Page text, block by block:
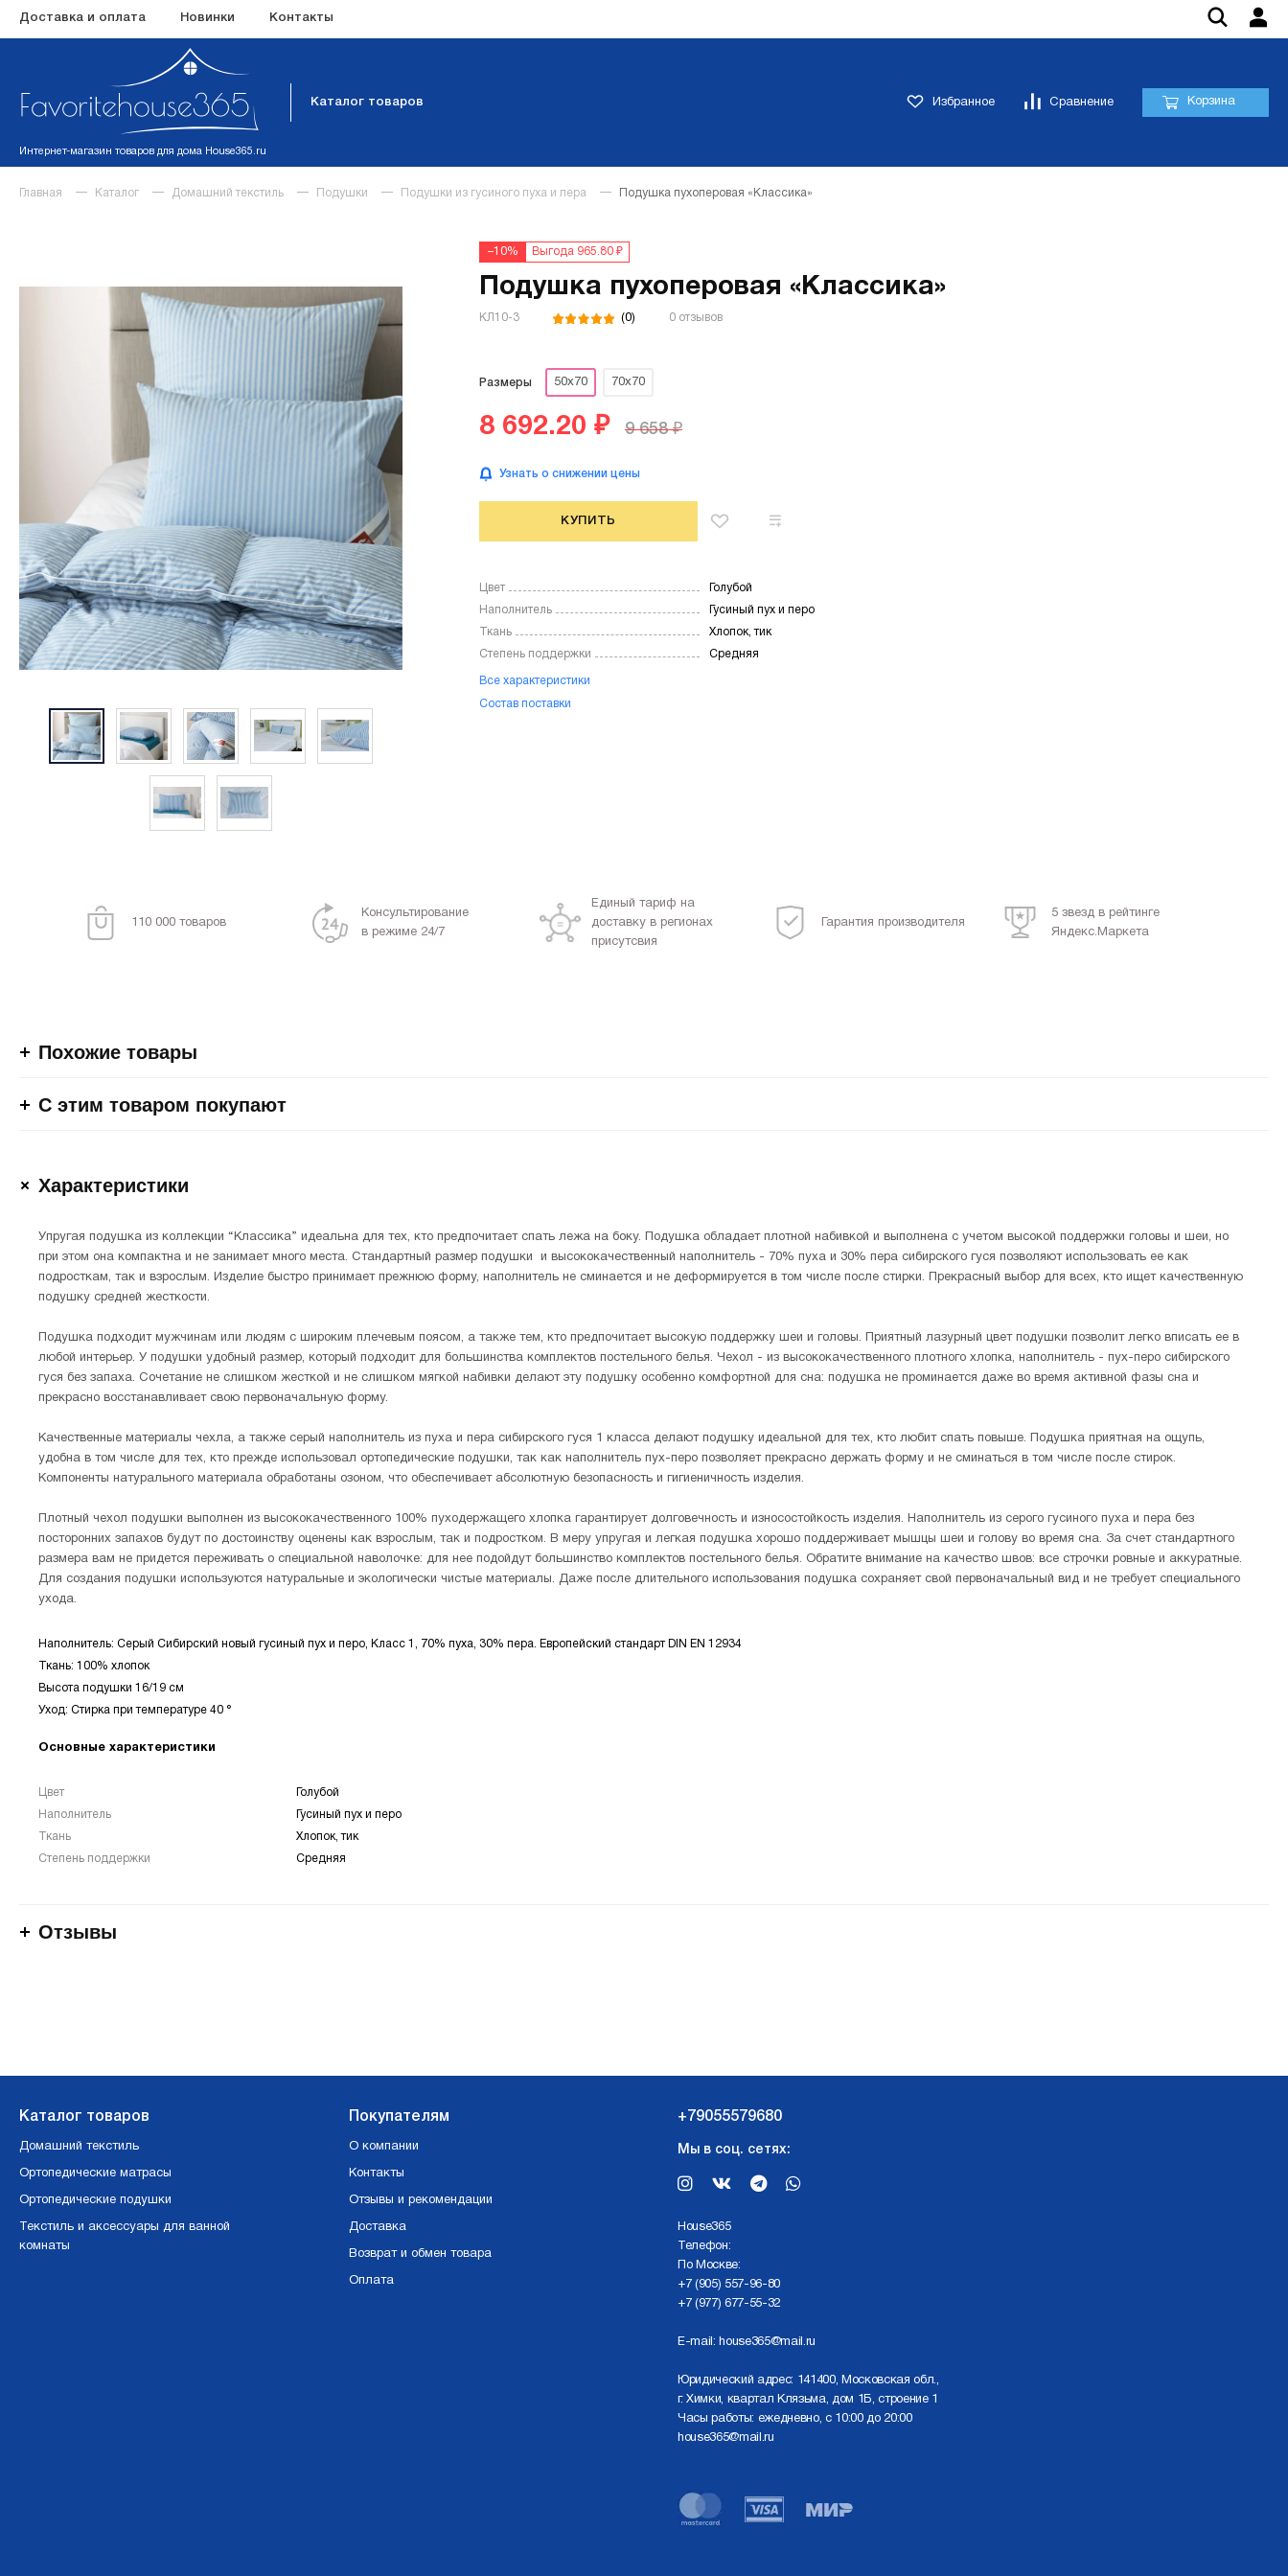
Интернет-магазин товаров для дома House365.ru
Каталог товаров Избранное Сравнение Корзина
Доставка и оплата Новинки Контакты
Главная Каталог Домашний текстиль Подушки Подушки из гусиного пуха и пера Подушка пухоперовая «Классика»
–10% Выгода 965.80 ₽
Подушка пухоперовая «Классика»
КЛ10-3 (0) 0 отзывов
Размеры 50х70 70х70
8 692.20 ₽ 9 658 ₽
Узнать о снижении цены
КУПИТЬ
Цвет Голубой
Наполнитель Гусиный пух и перо
Ткань Хлопок, тик
Степень поддержки Средняя
Все характеристики
Состав поставки
110 000 товаров
Консультирование
в режиме 24/7
Единый тариф на
доставку в регионах
присутсвия
Гарантия производителя
5 звезд в рейтинге
Яндекс.Маркета
Похожие товары
С этим товаром покупают
Характеристики
Упругая подушка из коллекции “Классика” идеальна для тех, кто предпочитает спать лежа на боку. Подушка обладает плотной набивкой и выполнена с учетом высокой поддержки головы и шеи, но
при этом она компактна и не занимает много места. Стандартный размер подушки и высококачественный наполнитель - 70% пуха и 30% пера сибирского гуся позволяют использовать ее как
подросткам, так и взрослым. Изделие быстро принимает прежнюю форму, наполнитель не сминается и не деформируется в том числе после стирки. Прекрасный выбор для всех, кто ищет качественную
подушку средней жесткости.
Подушка подходит мужчинам или людям с широким плечевым поясом, а также тем, кто предпочитает высокую поддержку шеи и головы. Приятный лазурный цвет подушки позволит легко вписать ее в
любой интерьер. У подушки удобный размер, который подходит для большинства комплектов постельного белья. Чехол - из высококачественного плотного хлопка, наполнитель - пух-перо сибирского
гуся без запаха. Сочетание не слишком жесткой и не слишком мягкой набивки делают эту подушку особенно комфортной для сна: подушка не проминается даже во время активной фазы сна и
прекрасно восстанавливает свою первоначальную форму.
Качественные материалы чехла, а также серый наполнитель из пуха и пера сибирского гуся 1 класса делают подушку идеальной для тех, кто любит спать повыше. Подушка приятная на ощупь,
удобна в том числе для тех, кто прежде использовал ортопедические подушки, так как наполнитель пух-перо позволяет прекрасно держать форму и не сминаться в том числе после стирок.
Компоненты натурального материала обработаны озоном, что обеспечивает абсолютную безопасность и гигиеничность изделия.
Плотный чехол подушки выполнен из высококачественного 100% пуходержащего хлопка гарантирует долговечность и износостойкость изделия. Наполнитель из серого гусиного пуха и пера без
посторонних запахов будут по достоинству оценены как взрослым, так и подростком. В меру упругая и легкая подушка хорошо поддерживает мышцы шеи и голову во время сна. За счет стандартного
размера вам не придется переживать о специальной наволочке: для нее подойдут большинство комплектов постельного белья. Обратите внимание на качество швов: все строчки ровные и аккуратные.
Для создания подушки используются натуральные и экологически чистые материалы. Даже после длительного использования подушка сохраняет свой первоначальный вид и не требует специального
ухода.
Наполнитель: Серый Сибирский новый гусиный пух и перо, Класс 1, 70% пуха, 30% пера. Европейский стандарт DIN EN 12934
Ткань: 100% хлопок
Высота подушки 16/19 см
Уход: Стирка при температуре 40 °
Основные характеристики
Цвет Голубой
Наполнитель Гусиный пух и перо
Ткань Хлопок, тик
Степень поддержки Средняя
Отзывы
Каталог товаров
Домашний текстиль
Ортопедические матрасы
Ортопедические подушки
Текстиль и аксессуары для ванной
комнаты
Покупателям
О компании
Контакты
Отзывы и рекомендации
Доставка
Возврат и обмен товара
Оплата
+79055579680
Мы в соц. сетях:
Нouse365
Телефон:
По Москве:
+7 (905) 557-96-80
+7 (977) 677-55-32
E-mail: house365@mail.ru
Юридический адрес: 141400, Московская обл.,
г. Химки, квартал Клязьма, дом 1Б, строение 1
Часы работы: ежедневно, с 10:00 до 20:00
house365@mail.ru